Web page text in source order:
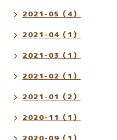
2021-05（4）
2021-04（1）
2021-03（1）
2021-02（1）
2021-01（2）
2020-11（1）
2020-09（1）